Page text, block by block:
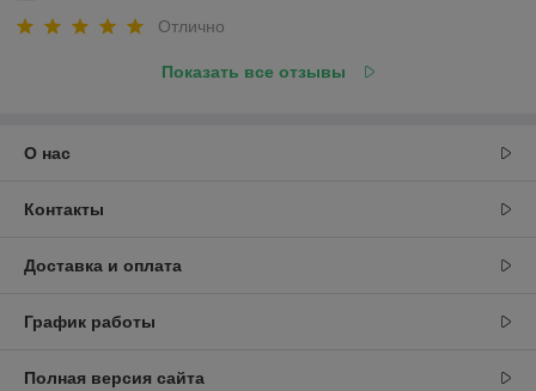
Отлично
Показать все отзывы
О нас
Контакты
Доставка и оплата
График работы
Полная версия сайта